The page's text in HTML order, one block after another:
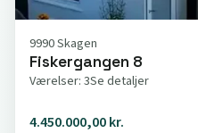
9990 Skagen
Fiskergangen 8
Værelser: 3Se detaljer
4.450.000,00 kr.